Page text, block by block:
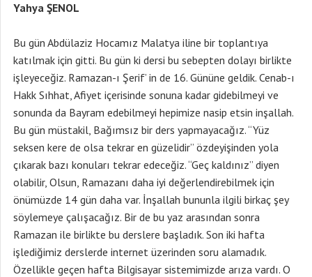
Yahya ŞENOL
Bu gün Abdülaziz Hocamız Malatya iline bir toplantıya
katılmak için gitti. Bu gün ki dersi bu sebepten dolayı birlikte
işleyeceğiz. Ramazan-ı Şerif’ in de 16. Gününe geldik. Cenab-ı
Hakk Sıhhat, Afiyet içerisinde sonuna kadar gidebilmeyi ve
sonunda da Bayram edebilmeyi hepimize nasip etsin inşallah.
Bu gün müstakil, Bağımsız bir ders yapmayacağız. “Yüz
seksen kere de olsa tekrar en güzelidir” özdeyişinden yola
çıkarak bazı konuları tekrar edeceğiz. “Geç kaldınız” diyen
olabilir, Olsun, Ramazanı daha iyi değerlendirebilmek için
önümüzde 14 gün daha var. İnşallah bununla ilgili birkaç şey
söylemeye çalışacağız. Bir de bu yaz arasından sonra
Ramazan ile birlikte bu derslere başladık. Son iki hafta
işlediğimiz derslerde internet üzerinden soru alamadık.
Özellikle geçen hafta Bilgisayar sistemimizde arıza vardı. O